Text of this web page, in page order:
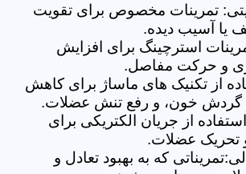
تمرینات مخصوص برای تقویت
یا آسیب دیده.
استرچینگ برای افزایش
و حرکت مفاصل.
از تکنیک های ماساژ برای کاهش
گردش خون، و رفع تنش عضلات.
از جریان الکتریکی برای
تحریک عضلات.
که به بهبود تعادل و